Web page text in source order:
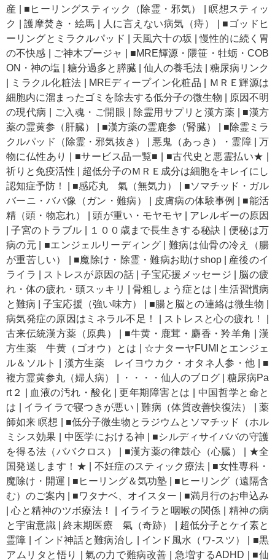
産
■ヒーリングスティック（除霊・邪気） |瞑想スティッ
ク
|護摩焚き・絵馬 人に言えない病気（痔）
■ゴッドヒ
ーリングとミラクルパッド
天風六十の坂 |慢性的に続く胃
の不快感
ご神木プージャ
■MRE輝源・隈笹・牡蛎・COB
ON・神の塩
糖分過多と膵臓 仙人の養毛法
糖尿病リンク
ミラクル化粧法 MREディープイン化粧品
ＭＲＥ輝源は
細胞内に溜まったゴミを除去する低分子の微生物
原因不明
の現代病
ご入魂・ご開眼 除霊用サプリと漢方薬
■漢方
薬の霊黄参（肝臓）
■漢方薬の霊鹿参（腎臓）
■除霊ミラ
クルパッド（除霊・邪気抜き）
悪鬼（あっき）・霊障|万
物に仏性あり
■サービス品一覧■ ■古代史と悪霊払い★
祈りと免疫活性
超低分子のＭＲＥ成分は細胞をキレイにし
認知症予防！
■感応丸 氣（無気力）
■ソマチッド・ガル
バーニ・ババ像（ガン・難病）
皮膚病の体験事例
■能活
精（頭・物忘れ）
|頭が重い・モヤモヤ
アレルギーの原因
|子宮のトラブル １００歳まで長生きする秘訣
便秘は万
病の元
■エンジェルリーディング
難病は仙骨の冷え（腸
が重苦しい）
■魔除け・除霊・難病お助けshop| 産後のイ
ライラ
ストレスが原因の話|子宝応援メッセージ
脳の疲
れ・体の疲れ・頭スッキリ
|骨粗しょう症とは |生活習慣病
と難病 |子宝応援（強い味方） ■腸と脳との連絡は微生物
病気発症の原因はミネラル不足！
ストレスと心の疲れ！
古来伝統漢方薬（原典）
■牛黄・鹿茸・麝香・羚羊角 |漢
方生薬 牛黄（ゴオウ）とは
☆ナターヤFUMIとエンジェ
ル＆ソルト
漢方生薬 レイヨウカク・オタネ人参・他
■
複方霊黄参丸（婦人病）
・・・・仙人のブログ
糖尿病Pa
rt２
血液の汚れ・酸化 |更年期障害とは
中国哲学と命と
は
イライラで寝つきが悪い |難病（体質改善快復法） |薬
師如来 瞑想
■低分子微生物とラジウムとソマチッド（ホル
ミシス効果
中医学における神
■シルディサイババの守護
を得る法（ババクロス）
■漢方薬の律鼓心（心臓）
★全
国発送します！★
不妊症のスティック療法
■女性専科・
魔除け・開運
■ヒーリング＆気功塾
■ヒーリング（遠隔含
む）のご案内
■ワタナベ、オイスター
■満月行のお申込み
|心と精神のツボ療法！ イライラと咽喉の関係
精神の病
と宇宙意識|終末期医療 氣（奇跡）
超低分子とケイ素と
霊障
インド神話と難病治し インド風水（ワ-スツ）
■黒
アムリタと悟り
|氣の力で難病改善 急増するADHD ■仙